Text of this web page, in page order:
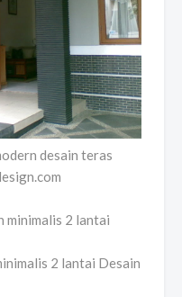
desain teras
2 lantai Desain